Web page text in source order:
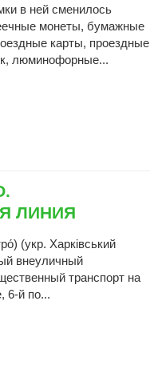
в ней сменилось
монеты, бумажные
карты, проездные
люминофорные...
ЛИНИЯ
(укр. Харківський
внеуличный
транспорт на
6-й по...